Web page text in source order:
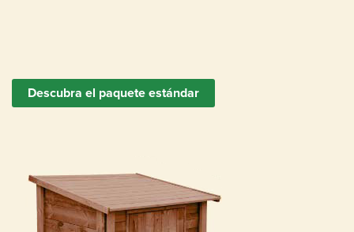
Descubra el paquete estándar